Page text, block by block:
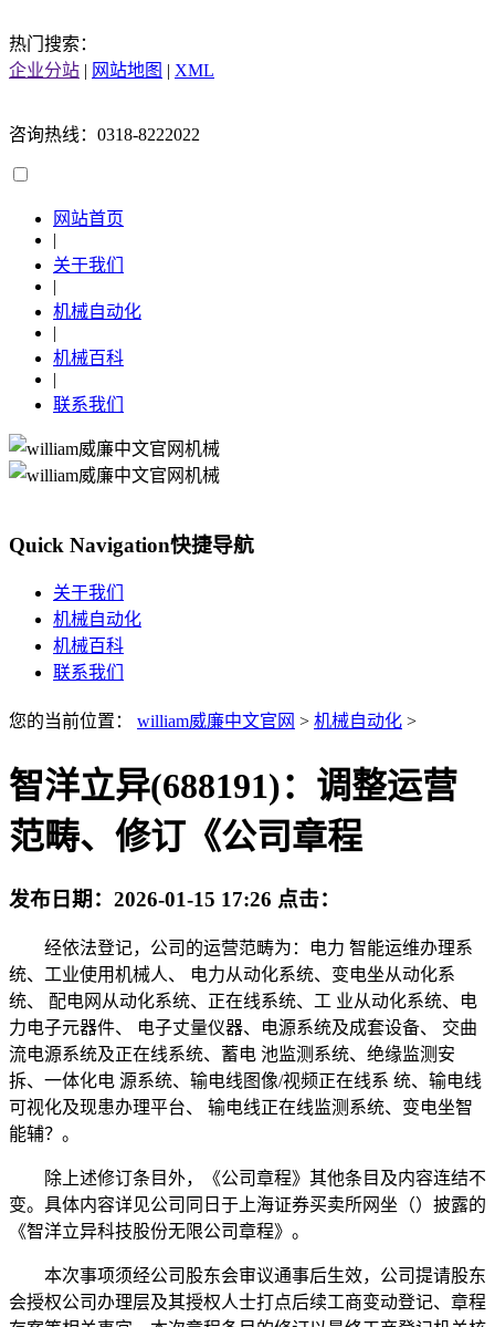
热门搜索：
企业分站 | 网站地图 | XML
咨询热线：0318-8222022
网站首页
|
关于我们
|
机械自动化
|
机械百科
|
联系我们
Quick Navigation快捷导航
关于我们
机械自动化
机械百科
联系我们
您的当前位置： william威廉中文官网 > 机械自动化 >
智洋立异(688191)：调整运营
范畴、修订《公司章程
发布日期： 2026-01-15 17:26 点击：
经依法登记，公司的运营范畴为：电力 智能运维办理系
统、工业使用机械人、 电力从动化系统、变电坐从动化系
统、 配电网从动化系统、正在线系统、工 业从动化系统、电
力电子元器件、 电子丈量仪器、电源系统及成套设备、 交曲
流电源系统及正在线系统、蓄电 池监测系统、绝缘监测安
拆、一体化电 源系统、输电线图像/视频正在线系 统、输电线
可视化及现患办理平台、 输电线正在线监测系统、变电坐智
能辅？。
除上述修订条目外，《公司章程》其他条目及内容连结不
变。具体内容详见公司同日于上海证券买卖所网坐（）披露的
《智洋立异科技股份无限公司章程》。
本次事项须经公司股东会审议通事后生效，公司提请股东
会授权公司办理层及其授权人士打点后续工商变动登记、章程